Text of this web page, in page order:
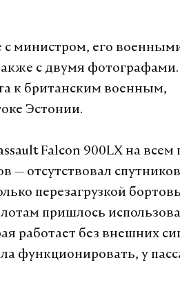
с министром, его
с двумя
к британским военным,
Эстонии.
Falcon 900LX на
— отсутствовал
перезагрузкой
пришлось
работает без внешних
функционировать, у